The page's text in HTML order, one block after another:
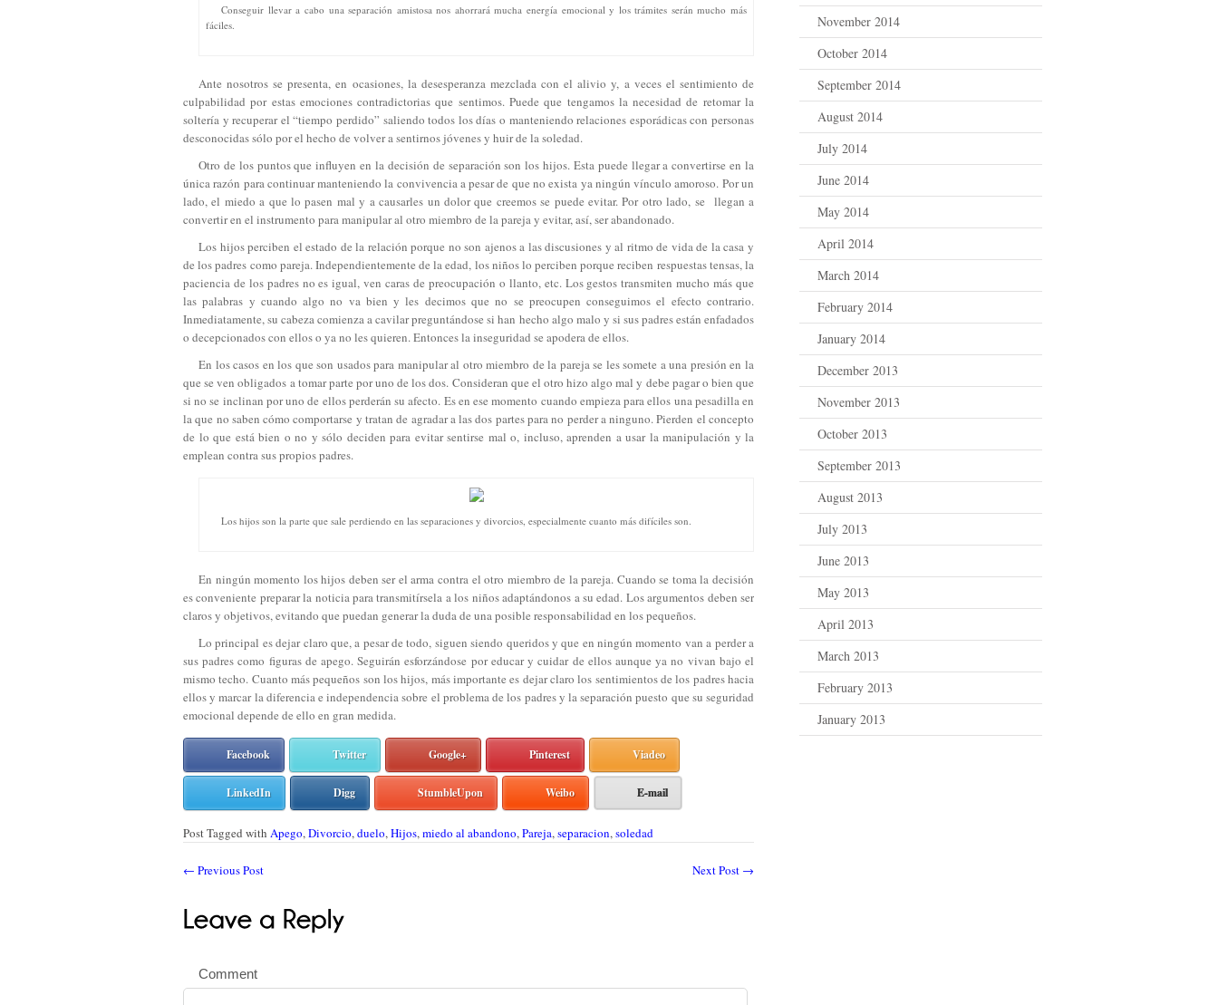
Conseguir llevar a cabo una separación amistosa nos ahorrará mucha energía emocional y los trámites serán mucho más
fáciles.
Ante nosotros se presenta, en ocasiones, la desesperanza mezclada con el alivio y, a veces el sentimiento de
culpabilidad por estas emociones contradictorias que sentimos. Puede que tengamos la necesidad de retomar la
soltería y recuperar el “tiempo perdido” saliendo todos los días o manteniendo relaciones esporádicas con personas
desconocidas sólo por el hecho de volver a sentirnos jóvenes y huir de la soledad.
Otro de los puntos que influyen en la decisión de separación son los hijos. Esta puede llegar a convertirse en la
única razón para continuar manteniendo la convivencia a pesar de que no exista ya ningún vínculo amoroso. Por un
lado, el miedo a que lo pasen mal y a causarles un dolor que creemos se puede evitar. Por otro lado, se llegan a
convertir en el instrumento para manipular al otro miembro de la pareja y evitar, así, ser abandonado.
Los hijos perciben el estado de la relación porque no son ajenos a las discusiones y al ritmo de vida de la casa y
de los padres como pareja. Independientemente de la edad, los niños lo perciben porque reciben respuestas tensas, la
paciencia de los padres no es igual, ven caras de preocupación o llanto, etc. Los gestos transmiten mucho más que
las palabras y cuando algo no va bien y les decimos que no se preocupen conseguimos el efecto contrario.
Inmediatamente, su cabeza comienza a cavilar preguntándose si han hecho algo malo y si sus padres están enfadados
o decepcionados con ellos o ya no les quieren. Entonces la inseguridad se apodera de ellos.
En los casos en los que son usados para manipular al otro miembro de la pareja se les somete a una presión en la
que se ven obligados a tomar parte por uno de los dos. Consideran que el otro hizo algo mal y debe pagar o bien que
si no se inclinan por uno de ellos perderán su afecto. Es en ese momento cuando empieza para ellos una pesadilla en
la que no saben cómo comportarse y tratan de agradar a las dos partes para no perder a ninguno. Pierden el concepto
de lo que está bien o no y sólo deciden para evitar sentirse mal o, incluso, aprenden a usar la manipulación y la
emplean contra sus propios padres.
Los hijos son la parte que sale perdiendo en las separaciones y divorcios, especialmente cuanto más difíciles son.
En ningún momento los hijos deben ser el arma contra el otro miembro de la pareja. Cuando se toma la decisión
es conveniente preparar la noticia para transmitírsela a los niños adaptándonos a su edad. Los argumentos deben ser
claros y objetivos, evitando que puedan generar la duda de una posible responsabilidad en los pequeños.
Lo principal es dejar claro que, a pesar de todo, siguen siendo queridos y que en ningún momento van a perder a
sus padres como figuras de apego. Seguirán esforzándose por educar y cuidar de ellos aunque ya no vivan bajo el
mismo techo. Cuanto más pequeños son los hijos, más importante es dejar claro los sentimientos de los padres hacia
ellos y marcar la diferencia e independencia sobre el problema de los padres y la separación puesto que su seguridad
emocional depende de ello en gran medida.
Facebook Twitter Google+ Pinterest Viadeo
LinkedIn Digg StumbleUpon Weibo E-mail
Post Tagged with Apego,Divorcio,duelo,Hijos,miedo al abandono,Pareja,separacion,soledad
← Previous Post Next Post →
Comment
November 2014
October 2014
September 2014
August 2014
July 2014
June 2014
May 2014
April 2014
March 2014
February 2014
January 2014
December 2013
November 2013
October 2013
September 2013
August 2013
July 2013
June 2013
May 2013
April 2013
March 2013
February 2013
January 2013